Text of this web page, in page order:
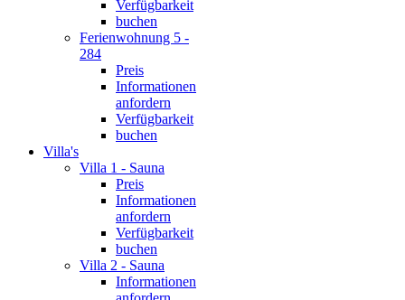
Verfügbarkeit
buchen
Ferienwohnung 5 -
284
Preis
Informationen
anfordern
Verfügbarkeit
buchen
Villa's
Villa 1 - Sauna
Preis
Informationen
anfordern
Verfügbarkeit
buchen
Villa 2 - Sauna
Informationen